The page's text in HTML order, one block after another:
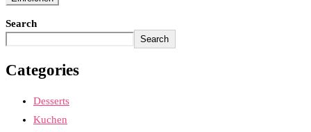
Search
Search
Categories
Desserts
Kuchen